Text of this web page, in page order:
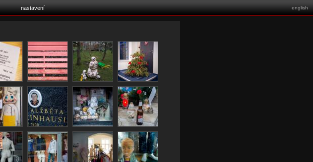
nastavení english